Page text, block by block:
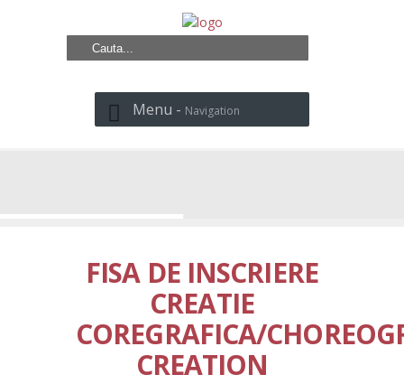
Menu - Navigation
FISA DE INSCRIERE
CREATIE
COREGRAFICA/
CREATION